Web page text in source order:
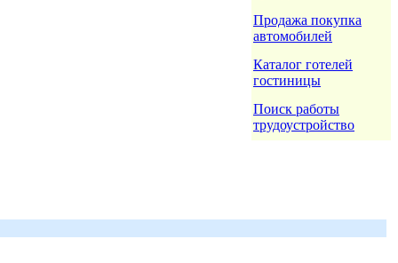
Продажа покупка
автомобилей
Каталог готелей
гостиницы
Поиск работы
трудоустройство